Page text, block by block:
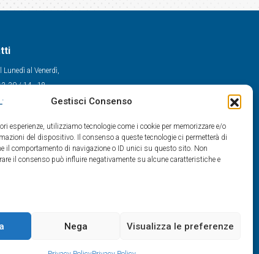
Gestisci Consenso
esperienze, utilizziamo tecnologie come i cookie per memorizzare e/o
del dispositivo. Il consenso a queste tecnologie ci permetterà di
il comportamento di navigazione o ID unici su questo sito. Non
il consenso può influire negativamente su alcune caratteristiche e
Nega Visualizza le preferenze
Lunedì al Venerdì,
/ 14 - 18
909701